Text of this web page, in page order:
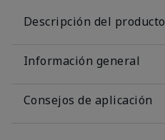
Descripción del producto
Información general
Consejos de aplicación